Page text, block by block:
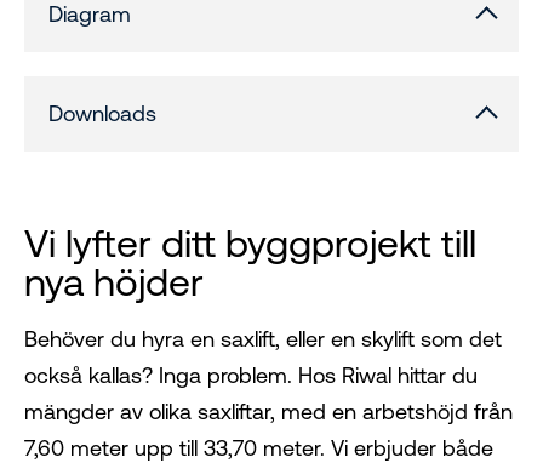
Diagram
Downloads
Vi lyfter ditt byggprojekt till
nya höjder
Behöver du hyra en saxlift, eller en skylift som det
också kallas? Inga problem. Hos Riwal hittar du
mängder av olika saxliftar, med en arbetshöjd från
7,60 meter upp till 33,70 meter. Vi erbjuder både